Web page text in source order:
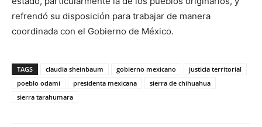
refrendó su disposición para trabajar de manera
coordinada con el Gobierno de México.
TAGS claudia sheinbaum gobierno mexicano
justicia territorial
poeblo odami
presidenta mexicana
sierra de chihuahua
sierra tarahumara